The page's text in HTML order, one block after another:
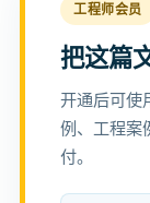
工程师会员
把这篇
开通后可使
例、工程案
付。